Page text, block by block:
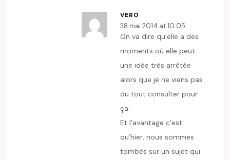
VÉRO
28 mai 2014 at 10:05
On va dire qu’elle a des
moments où elle peut
une idée très arrêtée
alors que je ne viens pas
du tout consulter pour
ça.
Et l’avantage c’est
qu’hier, nous sommes
tombés sur un sujet qui